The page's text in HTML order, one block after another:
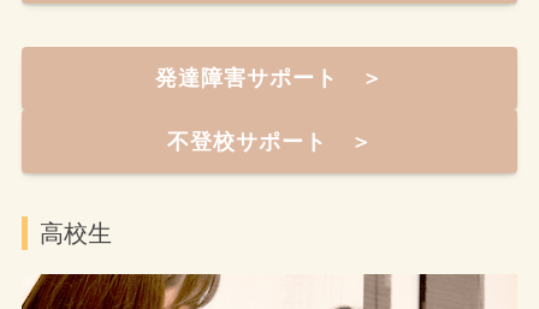
発達障害サポート ＞
不登校サポート ＞
高校生